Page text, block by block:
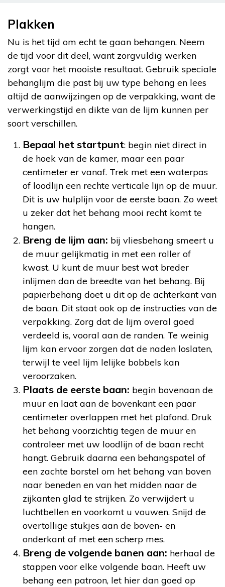
Plakken
Nu is het tijd om echt te gaan behangen. Neem
de tijd voor dit deel, want zorgvuldig werken
zorgt voor het mooiste resultaat. Gebruik speciale
behanglijm die past bij uw type behang en lees
altijd de aanwijzingen op de verpakking, want de
verwerkingstijd en dikte van de lijm kunnen per
soort verschillen.
Bepaal het startpunt: begin niet direct in
de hoek van de kamer, maar een paar
centimeter er vanaf. Trek met een waterpas
of loodlijn een rechte verticale lijn op de muur.
Dit is uw hulplijn voor de eerste baan. Zo weet
u zeker dat het behang mooi recht komt te
hangen.
Breng de lijm aan: bij vliesbehang smeert u
de muur gelijkmatig in met een roller of
kwast. U kunt de muur best wat breder
inlijmen dan de breedte van het behang. Bij
papierbehang doet u dit op de achterkant van
de baan. Dit staat ook op de instructies van de
verpakking. Zorg dat de lijm overal goed
verdeeld is, vooral aan de randen. Te weinig
lijm kan ervoor zorgen dat de naden loslaten,
terwijl te veel lijm lelijke bobbels kan
veroorzaken.
Plaats de eerste baan: begin bovenaan de
muur en laat aan de bovenkant een paar
centimeter overlappen met het plafond. Druk
het behang voorzichtig tegen de muur en
controleer met uw loodlijn of de baan recht
hangt. Gebruik daarna een behangspatel of
een zachte borstel om het behang van boven
naar beneden en van het midden naar de
zijkanten glad te strijken. Zo verwijdert u
luchtbellen en voorkomt u vouwen. Snijd de
overtollige stukjes aan de boven- en
onderkant af met een scherp mes.
Breng de volgende banen aan: herhaal de
stappen voor elke volgende baan. Heeft uw
behang een patroon, let hier dan goed op